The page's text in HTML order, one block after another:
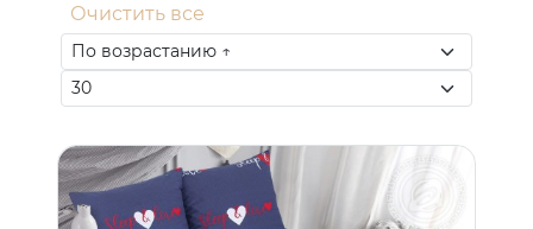
Очистить все